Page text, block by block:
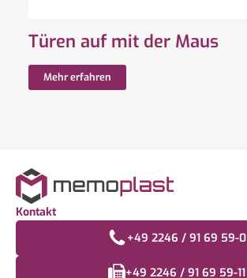
Türen auf mit der Maus
Mehr erfahren
Kontakt
+49 2246 / 91 69 59-0
+49 2246 / 91 69 59-11